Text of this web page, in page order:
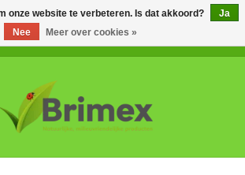
onze website te verbeteren. Is dat akkoord?
Ja
Nee
Meer over cookies »